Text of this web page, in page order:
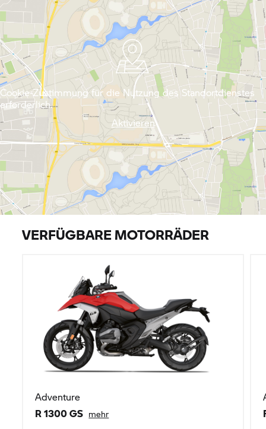
Cookie-Zustimmung für die Nutzung des Standortdienstes
erforderlich.
Aktivieren
VERFÜGBARE MOTORRÄDER
Adventure
R 1300 GS mehr